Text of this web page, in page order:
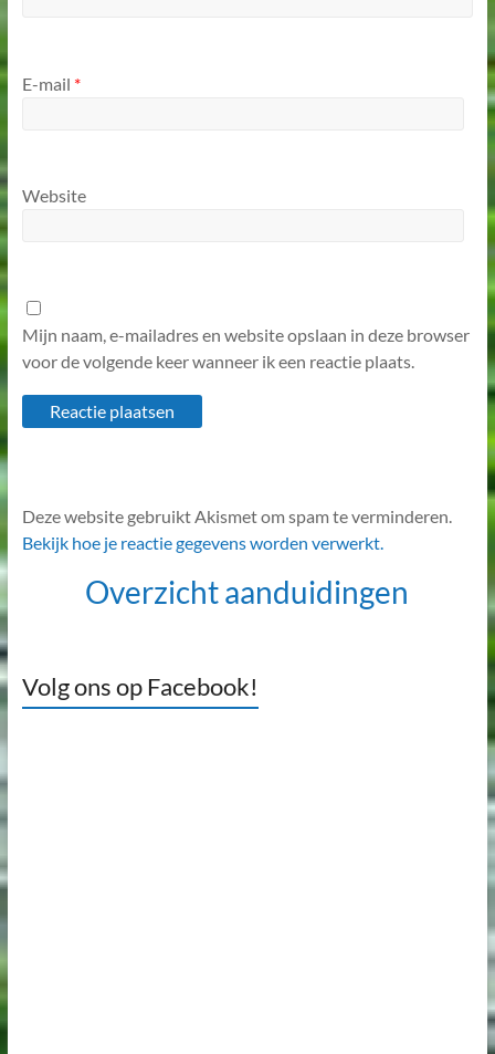
E-mail *
Website
Mijn naam, e-mailadres en website opslaan in deze browser
voor de volgende keer wanneer ik een reactie plaats.
Deze website gebruikt Akismet om spam te verminderen.
Bekijk hoe je reactie gegevens worden verwerkt.
Overzicht aanduidingen
Volg ons op Facebook!